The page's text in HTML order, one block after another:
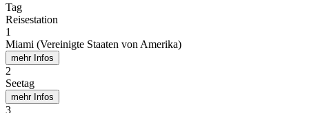
Tag
Reisestation
1
Miami (Vereinigte Staaten von Amerika)
mehr Infos
2
Seetag
mehr Infos
3